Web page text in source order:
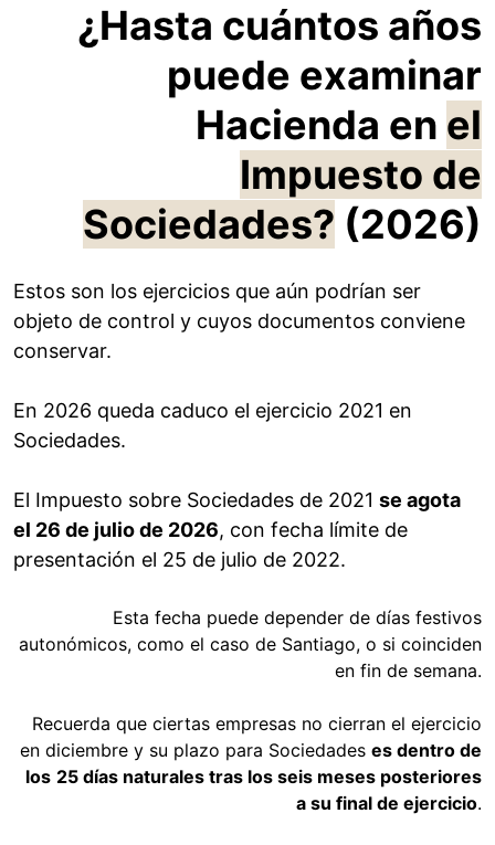
¿Hasta cuántos años
puede examinar
Hacienda en el
Impuesto de
Sociedades? (2026)
Estos son los ejercicios que aún podrían ser
objeto de control y cuyos documentos conviene
conservar.
En 2026 queda caduco el ejercicio 2021 en
Sociedades.
El Impuesto sobre Sociedades de 2021 se agota
el 26 de julio de 2026, con fecha límite de
presentación el 25 de julio de 2022.
Esta fecha puede depender de días festivos
autonómicos, como el caso de Santiago, o si coinciden
en fin de semana.
Recuerda que ciertas empresas no cierran el ejercicio
en diciembre y su plazo para Sociedades es dentro de
los 25 días naturales tras los seis meses posteriores
a su final de ejercicio.